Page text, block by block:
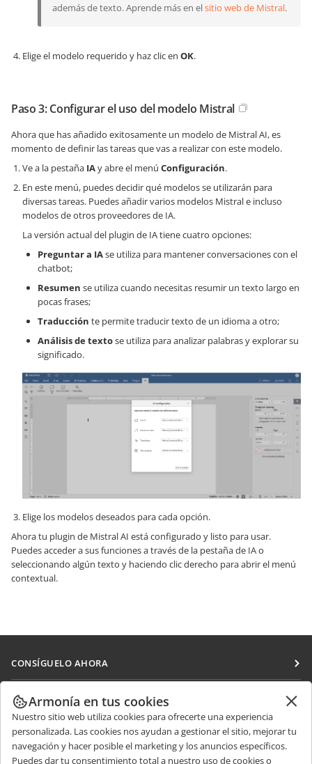
además de texto. Aprende más en elsitio web de Mistral.
Elige el modelo requerido y haz clic en OK.
Paso 3: Configurar el uso del modelo Mistral
Ahora que has añadido exitosamente un modelo de Mistral AI, es
momento de definir las tareas que vas a realizar con este modelo.
Ve a la pestaña IAy abre el menú Configuración.
En este menú, puedes decidir qué modelos se utilizarán para
diversas tareas. Puedes añadir varios modelos Mistral e incluso
modelos de otros proveedores de IA.
La versión actual del plugin de IA tiene cuatro opciones:
Preguntar a IAse utiliza para mantener conversaciones con el
chatbot;
Resumen se utiliza cuando necesitas resumir un texto largo en
pocas frases;
Traducción te permite traducir texto de un idioma a otro;
Análisis de textose utiliza para analizar palabras y explorar su
significado.
Elige los modelos deseados para cada opción.
Ahora tu plugin de Mistral AI está configurado y listo para usar.
Puedes acceder a sus funciones a través de la pestaña de IA o
seleccionando algún texto y haciendo clic derecho para abrir el menú
contextual.
CONSÍGUELO AHORA
Docs
DocSpace
Workspace
Conectores
COLABORAR
Para colaboradores
Para traductores
RECIBIR NOTICIAS
Blog
Armonía en tus cookies
Nuestro sitio web utiliza cookies para ofrecerte una experiencia
personalizada. Las cookies nos ayudan a gestionar el sitio, mejorar tu
navegación y hacer posible el marketing y los anuncios específicos.
Puedes dar tu consentimiento total a nuestro uso de cookies o